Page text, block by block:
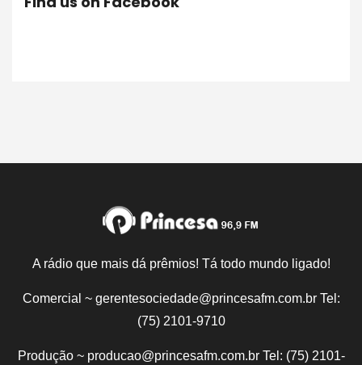
A rádio que mais dá prêmios! Tá todo mundo ligado!
Comercial ~ gerentesociedade@princesafm.com.br Tel:
(75) 2101-9710
Produção ~ producao@princesafm.com.br Tel: (75) 2101-